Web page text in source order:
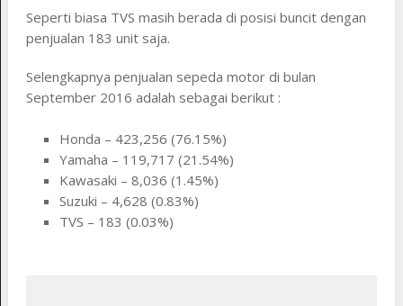
Seperti biasa TVS masih berada di posisi buncit dengan
penjualan 183 unit saja.
Selengkapnya penjualan sepeda motor di bulan
September 2016 adalah sebagai berikut :
Honda – 423,256 (76.15%)
Yamaha – 119,717 (21.54%)
Kawasaki – 8,036 (1.45%)
Suzuki – 4,628 (0.83%)
TVS – 183 (0.03%)